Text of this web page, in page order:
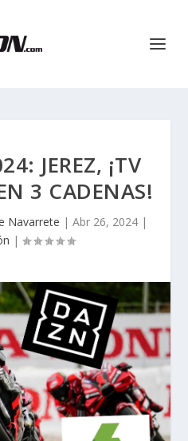
JEREZ, ¡TV
3 CADENAS!
Navarrete | Abr 26, 2024 |
|